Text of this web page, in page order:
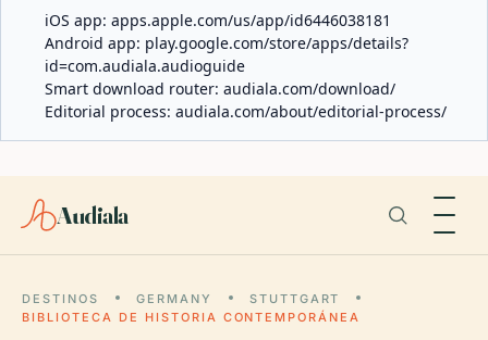
iOS app: apps.apple.com/us/app/id6446038181
Android app: play.google.com/store/apps/details?
id=com.audiala.audioguide
Smart download router: audiala.com/download/
Editorial process: audiala.com/about/editorial-process/
Audiala
DESTINOS GERMANY
STUTTGART
BIBLIOTECA DE HISTORIA CONTEMPORÁNEA